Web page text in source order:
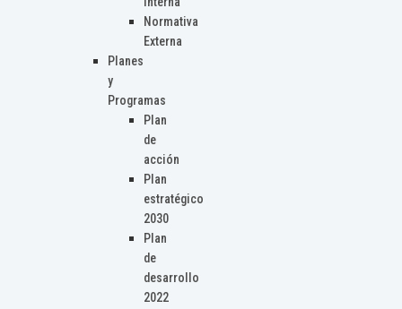
Normativa
Externa
Planes
y
Programas
Plan
de
acción
Plan
estratégico
2030
Plan
de
desarrollo
2022